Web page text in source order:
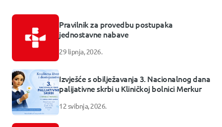
Pravilnik za provedbu postupaka
jednostavne nabave
29 lipnja, 2026.
Izvješće s obilježavanja 3. Nacionalnog dana
palijativne skrbi u Kliničkoj bolnici Merkur
12 svibnja, 2026.